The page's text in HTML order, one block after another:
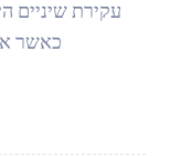
עקירת שיניים
כאשר